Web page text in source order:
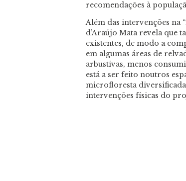
recomendações à
Além das intervenções na
d’Araújo Mata revela que
existentes, de modo a
em algumas áreas de
arbustivas, menos
está a ser feito noutros
microfloresta
intervenções físicas do